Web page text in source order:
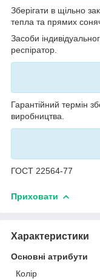
Зберігати в щільно
тепла та прямих
Засоби
респіратор.
Гарантійний термін
виробництва.
ГОСТ 22564-77
Приховати
Характеристики
Основні атрибути
Колір